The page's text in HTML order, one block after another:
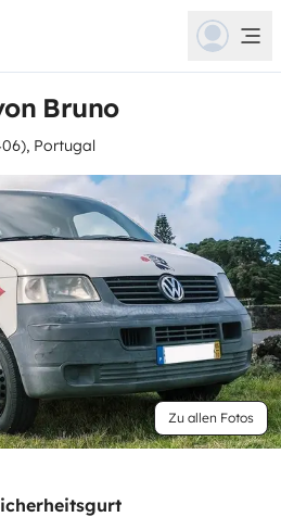
Bruno
Portugal
Zu allen Fotos